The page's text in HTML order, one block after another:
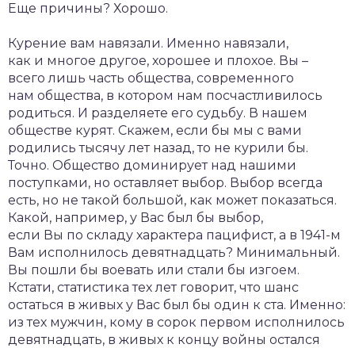
Еще причины? Хорошо.
Курение вам навязали. Именно навязали,
как и многое другое, хорошее и плохое. Вы –
всего лишь часть общества, современного
нам общества, в котором нам посчастливилось
родиться. И разделяете его судьбу. В нашем
обществе курят. Скажем, если бы мы с вами
родились тысячу лет назад, то не курили бы.
Точно. Общество доминирует над нашими
поступками, но оставляет выбор. Выбор всегда
есть, но не такой большой, как может показаться.
Какой, например, у Вас был бы выбор,
если Вы по складу характера пацифист, а в 1941-м
Вам исполнилось девятнадцать? Минимальный.
Вы пошли бы воевать или стали бы изгоем.
Кстати, статистика тех лет говорит, что шанс
остаться в живых у Вас был бы один к ста. Именно:
из тех мужчин, кому в сорок первом исполнилось
девятнадцать, в живых к концу войны остался